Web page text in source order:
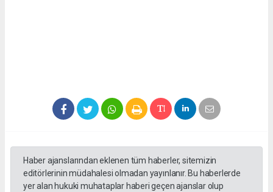
Haber ajanslarından eklenen tüm haberler, sitemizin
editörlerinin müdahalesi olmadan yayınlanır. Bu haberlerde
yer alan hukuki muhataplar haberi geçen ajanslar olup